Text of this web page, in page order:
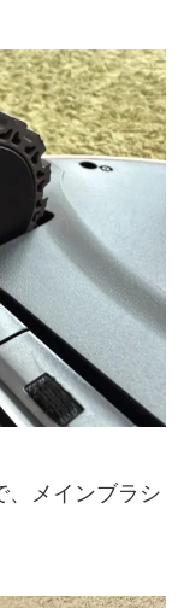
、メインブラシ